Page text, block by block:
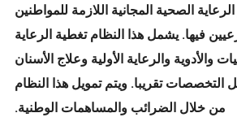
الصحية المجانية اللازمة للمواطنين
فيها. يشمل هذا النظام تغطية الرعاية
والأدوية والرعاية الأولية وعلاج الأسنان
التخصصات تقريبا. ويتم تمويل هذا النظام
من خلال الضرائب والمساهمات الوطنية.